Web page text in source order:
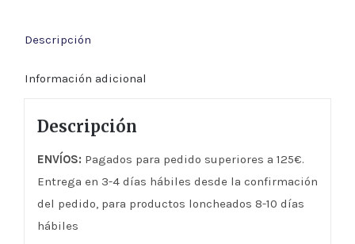
cantidad
Descripción
Información adicional
Descripción
ENVÍOS: Pagados para pedido superiores a 125€.
Entrega en 3-4 días hábiles desde la confirmación
del pedido, para productos loncheados 8-10 días
hábiles